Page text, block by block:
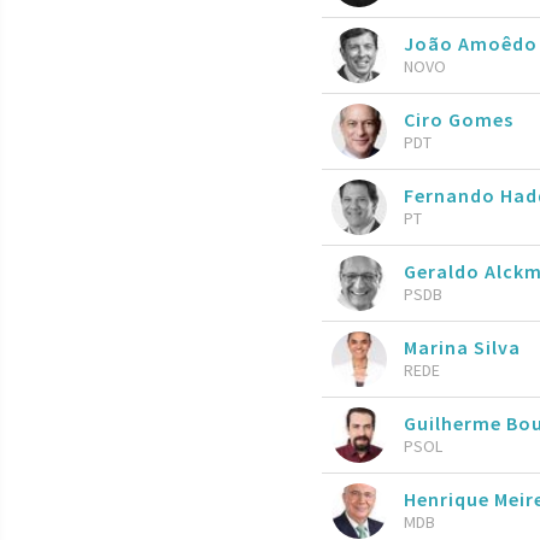
João Amoêdo
NOVO
Ciro Gomes
PDT
Fernando
PT
Geraldo
PSDB
Marina Silva
REDE
Guilherme
PSOL
Henrique
MDB